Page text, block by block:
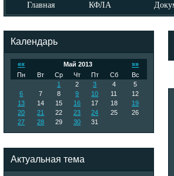
Главная КФЛА
Календарь
«« Май 2013
»»
Пн
Вт Ср Чт Пт Сб
Вс
1
2 3 4
5
6
7 8 9 10 11
12
13
14 15 16 17 18
19
20
21 22 23 24 25
26
27
28 29 30 31
Актуальная тема